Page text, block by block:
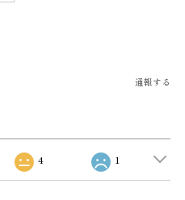
通報する
4 1